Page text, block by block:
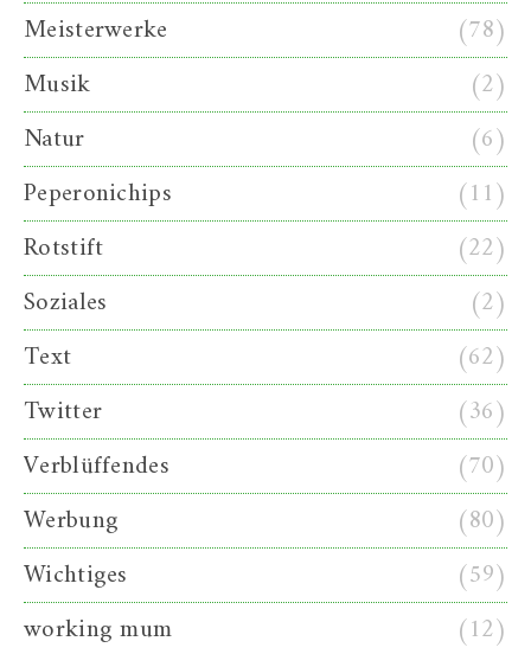
Meisterwerke
(78)
Musik
(2)
Natur
(6)
Peperonichips
(11)
Rotstift
(22)
Soziales
(2)
Text
(62)
Twitter
(36)
Verblüffendes
(70)
Werbung
(80)
Wichtiges
(59)
working mum
(12)